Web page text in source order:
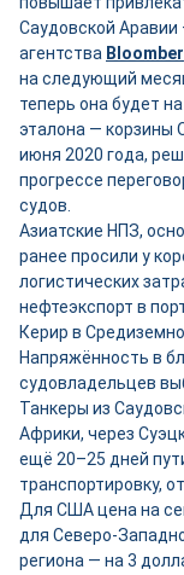
Саудовской
агентства
на следующий
теперь она будет
эталона — корзины
июня 2020 года,
прогрессе
судов.
Азиатские НПЗ,
ранее просили у
логистических
нефтеэкспорт в
Керир в
Напряжённость в
судовладельцев
Танкеры из
Африки, через
ещё 20–25 дней
транспортировку,
Для США цена на
для Северо-
региона — на 3